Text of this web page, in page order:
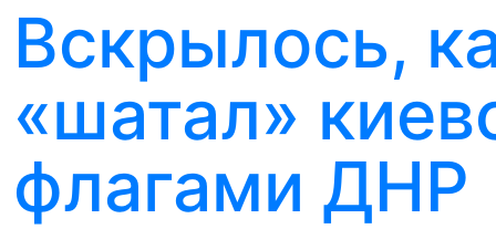
Вскрылось,
«шатал»
флагами ДНР